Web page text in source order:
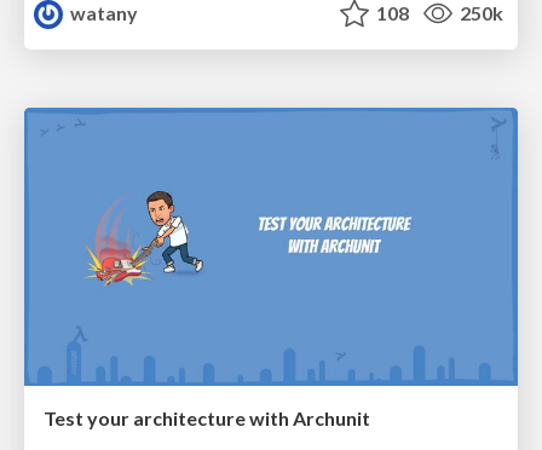
watany
108 250k
Test your architecture with Archunit